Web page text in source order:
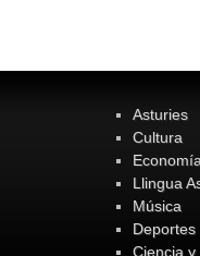
Asturies
Cultura
Economía
Llingua
Música
Deportes
Ciencia y